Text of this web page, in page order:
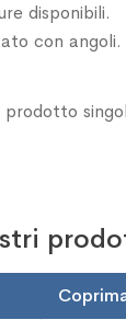
disponibili.
con angoli.